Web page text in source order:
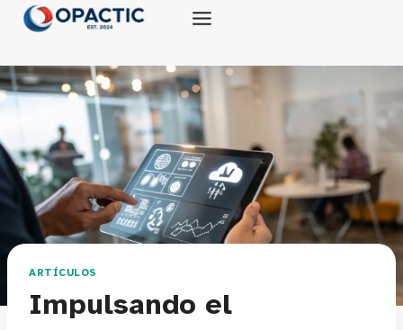
Saltar
ARTÍCULOS
Impulsando el